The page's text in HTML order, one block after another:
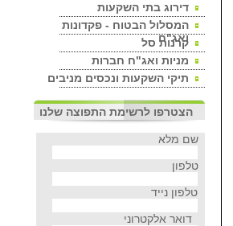
דירוג בתי השקעות
המסלול הבטוח - פקדונות
ואג"ח
קרנות סל
מניות ואג"ח חברות
תיקי השקעות ונכסים מניבים
הצטרפו לרשימת התפוצה שלנו
שם מלא
טלפון
טלפון נייד
דואר אלקטרוני